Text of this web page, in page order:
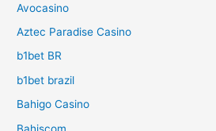
Avocasino
Aztec Paradise Casino
b1bet BR
b1bet brazil
Bahigo Casino
Bahiscom